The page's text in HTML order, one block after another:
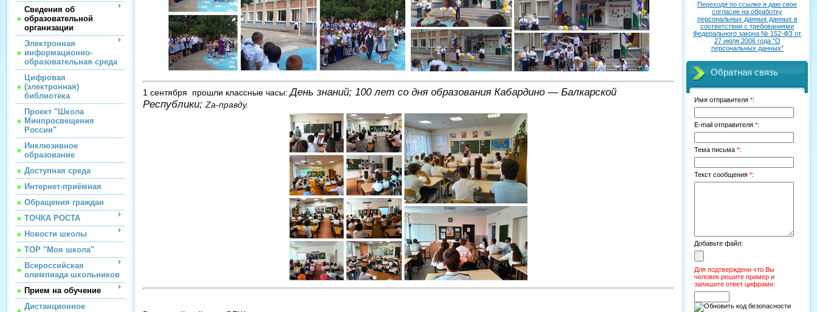
Сведения об
образовательной
организации
Электронная
информационно-
образовательная среда
Цифровая
(электронная)
библиотека
Проект "Школа
Минпросвещения
России"
Инклюзивное
образование
Доступная среда
Интернет-приёмная
Обращения граждан
ТОЧКА РОСТА
Новости школы
ТОР "Моя школа"
Всероссийская
олимпиада школьников
Прием на обучение
Дистанционное
1 сентября прошли классные часы:День знаний; 100 лет со дня образования Кабардино — Балкарской
Республики; Zа-правду.
Переходя по ссылке я даю свое
согласие на обработку
персональных данных данных в
соответствии с требованиями
Федерального закона № 152-ФЗ от
27 июля 2006 года "О
персональных данных"
Обратная связь
Имя отправителя *:
E-mail отправителя *:
Тема письма *:
Текст сообщения *:
Добавьте файл:
Для подтверждени что Вы
человек решите пример и
запишите ответ цифрами: